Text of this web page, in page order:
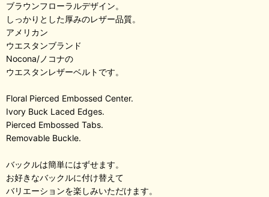
ブラウンフローラルデザイン。
しっかりとした厚みのレザー品質。
アメリカン
ウエスタンブランド
Nocona/ノコナの
ウエスタンレザーベルトです。
Floral Pierced Embossed Center.
Ivory Buck Laced Edges.
Pierced Embossed Tabs.
Removable Buckle.
バックルは簡単にはずせます。
お好きなバックルに付け替えて
バリエーションを楽しみいただけます。